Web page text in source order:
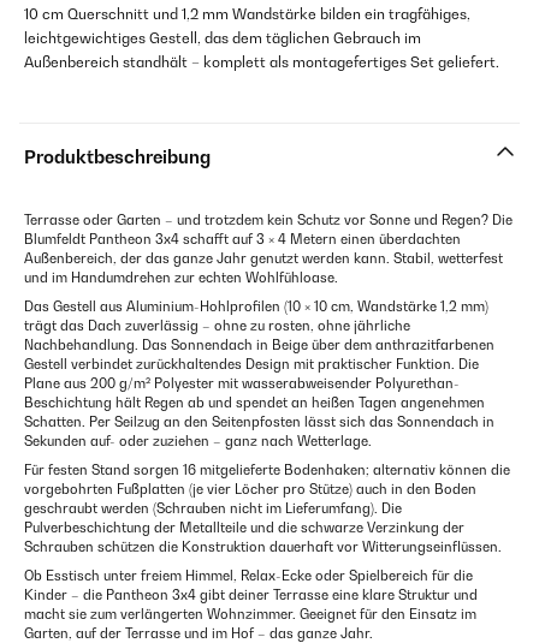
10 cm Querschnitt und 1,2 mm Wandstärke bilden ein tragfähiges,
leichtgewichtiges Gestell, das dem täglichen Gebrauch im
Außenbereich standhält – komplett als montagefertiges Set geliefert.
Produktbeschreibung
Terrasse oder Garten – und trotzdem kein Schutz vor Sonne und Regen? Die
Blumfeldt Pantheon 3x4 schafft auf 3 × 4 Metern einen überdachten
Außenbereich, der das ganze Jahr genutzt werden kann. Stabil, wetterfest
und im Handumdrehen zur echten Wohlfühloase.
Das Gestell aus Aluminium-Hohlprofilen (10 × 10 cm, Wandstärke 1,2 mm)
trägt das Dach zuverlässig – ohne zu rosten, ohne jährliche
Nachbehandlung. Das Sonnendach in Beige über dem anthrazitfarbenen
Gestell verbindet zurückhaltendes Design mit praktischer Funktion. Die
Plane aus 200 g/m² Polyester mit wasserabweisender Polyurethan-
Beschichtung hält Regen ab und spendet an heißen Tagen angenehmen
Schatten. Per Seilzug an den Seitenpfosten lässt sich das Sonnendach in
Sekunden auf- oder zuziehen – ganz nach Wetterlage.
Für festen Stand sorgen 16 mitgelieferte Bodenhaken; alternativ können die
vorgebohrten Fußplatten (je vier Löcher pro Stütze) auch in den Boden
geschraubt werden (Schrauben nicht im Lieferumfang). Die
Pulverbeschichtung der Metallteile und die schwarze Verzinkung der
Schrauben schützen die Konstruktion dauerhaft vor Witterungseinflüssen.
Ob Esstisch unter freiem Himmel, Relax-Ecke oder Spielbereich für die
Kinder – die Pantheon 3x4 gibt deiner Terrasse eine klare Struktur und
macht sie zum verlängerten Wohnzimmer. Geeignet für den Einsatz im
Garten, auf der Terrasse und im Hof – das ganze Jahr.